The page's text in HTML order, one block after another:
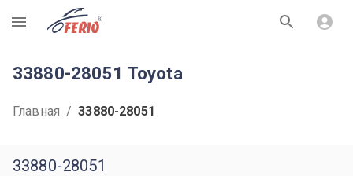
R
33880-28051 Toyota
Главная / 33880-28051
33880-28051